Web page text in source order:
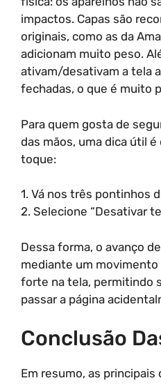
impactos. Capas são
originais, como as da
adicionam muito peso.
ativam/desativam a tela
fechadas, o que é muito
Para quem gosta de
das mãos, uma dica útil
toque:
1. Vá nos três pontinhos
2. Selecione “Desativar
Dessa forma, o avanço
mediante um movimento
forte na tela, permitindo
passar a página
Conclusão
Em resumo, as